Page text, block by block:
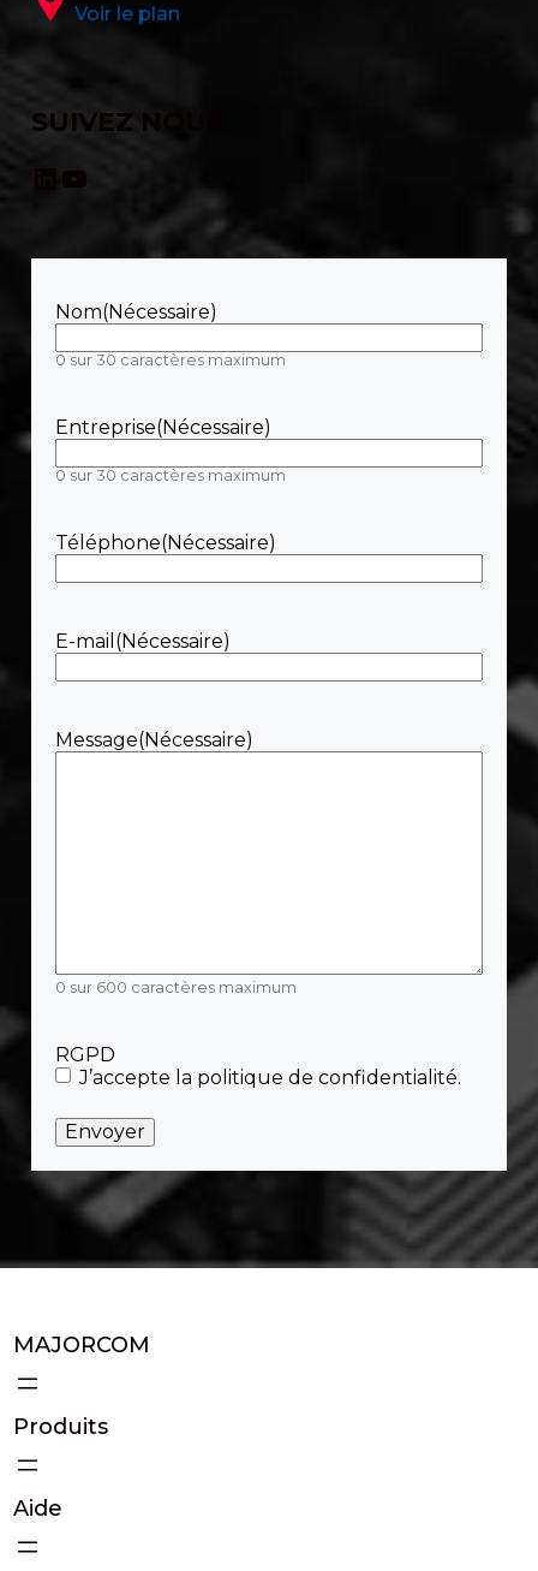
Voir le plan
SUIVEZ NOUS
YouTube
Nom(Nécessaire)
0 sur 30 caractères maximum
Entreprise(Nécessaire)
0 sur 30 caractères maximum
Téléphone(Nécessaire)
E-mail (Nécessaire)
Message(Nécessaire)
0 sur 600 caractères maximum
RGPD
J’accepte la politique de confidentialité.
MAJORCOM
Produits
Aide